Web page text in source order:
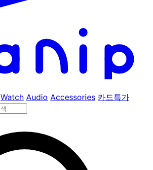
Watch Audio Accessories 카드특가